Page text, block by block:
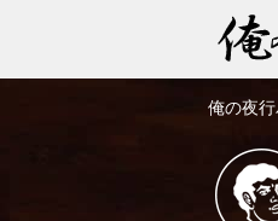
夜行バス
俺の夜行